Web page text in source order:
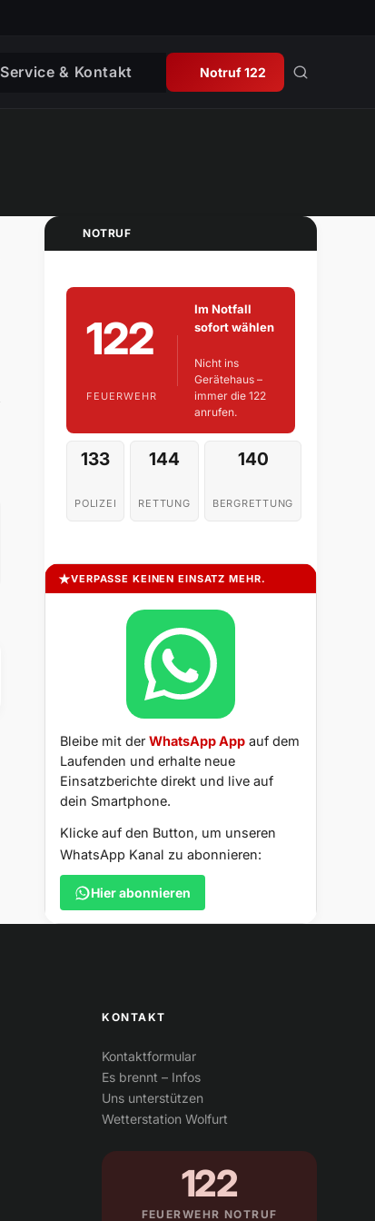
Service & Kontakt Notruf 122
NOTRUF
122
FEUERWEHR
Im Notfall
sofort wählen
Nicht ins
Gerätehaus –
immer die 122
anrufen.
133
POLIZEI
144
RETTUNG
140
BERGRETTUNG
VERPASSE KEINEN EINSATZ MEHR.
Bleibe mit derWhatsApp App auf dem
Laufenden und erhalte neue
Einsatzberichte direkt und live auf
dein Smartphone.
Klicke auf den Button, um unseren
WhatsApp Kanal zu abonnieren:
Hier abonnieren
KONTAKT
Kontaktformular
Es brennt – Infos
Uns unterstützen
Wetterstation Wolfurt
122
FEUERWEHR NOTRUF